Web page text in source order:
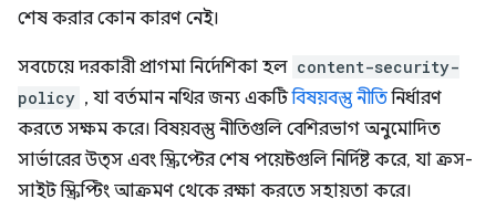
শেষ করার কোন কারণ নেই।
সবচেয়ে দরকারী প্রাগমা নির্দেশিকা হল content-security-
policy , যা বর্তমান নথির জন্য একটিবিষয়বস্তু নীতিনির্ধারণ
করতে সক্ষম করে। বিষয়বস্তু নীতিগুলি বেশিরভাগ অনুমোদিত
সার্ভারের উত্স এবং স্ক্রিপ্টের শেষ পয়েন্টগুলি নির্দিষ্ট করে, যা ক্রস-
সাইট স্ক্রিপ্টিং আক্রমণ থেকে রক্ষা করতে সহায়তা করে।